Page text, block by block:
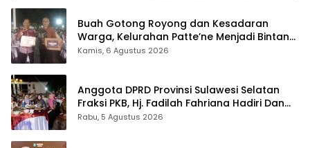
Buah Gotong Royong dan Kesadaran
Warga, Kelurahan Patte’ne Menjadi Bintang
Takalar Award 2026
Kamis, 6 Agustus 2026
Anggota DPRD Provinsi Sulawesi Selatan
Fraksi PKB, Hj. Fadilah Fahriana Hadiri Dan
Beri Apresiasi : Takalar Menyalakan Lentera
Rabu, 5 Agustus 2026